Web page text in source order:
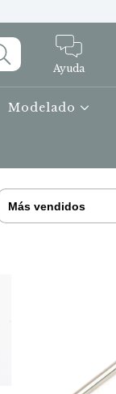
Ayuda
Modelado